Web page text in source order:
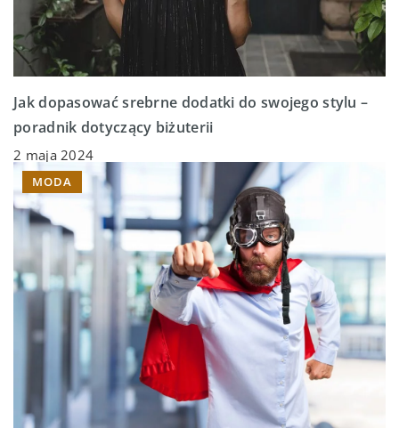
Jak dopasować srebrne dodatki do swojego stylu –
poradnik dotyczący biżuterii
2 maja 2024
MODA